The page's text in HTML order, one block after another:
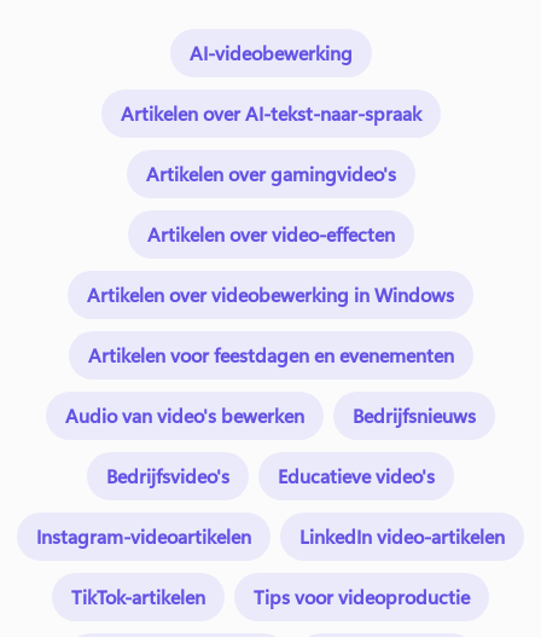
AI-videobewerking
Artikelen over AI-tekst-naar-spraak
Artikelen over gamingvideo's
Artikelen over video-effecten
Artikelen over videobewerking in Windows
Artikelen voor feestdagen en evenementen
Audio van video's bewerken Bedrijfsnieuws
Bedrijfsvideo's Educatieve video's
Instagram-videoartikelen LinkedIn video-artikelen
TikTok-artikelen Tips voor videoproductie